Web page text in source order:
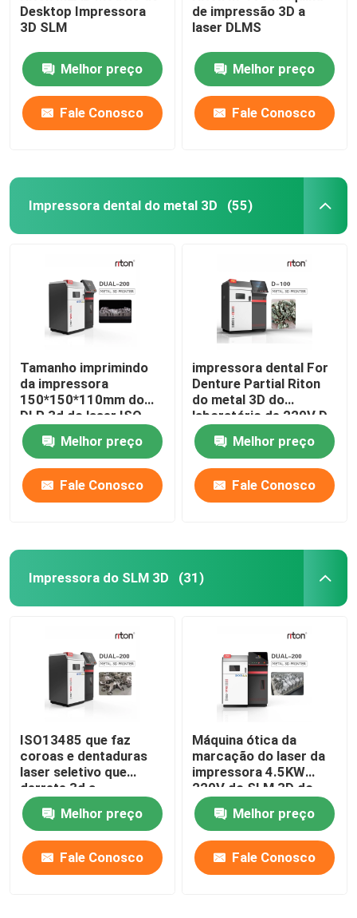
Máquina de dobra de fios DMIS-V1
Máquina de dobra de fios DMIS-V1
Máquina de dobra de fios DMIS-V1
Desktop Impressora
3D SLM
Melhor preço
Fale Conosco
de impressão 3D a
laser DLMS
Melhor preço
Fale Conosco
Impressora dental do metal 3D (55)
Tamanho imprimindo
da impressora
150*150*110mm do
DLP 3d do laser ISO-
13485 para modelos
do implante dental
Melhor preço
Fale Conosco
impressora dental For
Denture Partial Riton
do metal 3D do
laboratório de 220V D-
100
Melhor preço
Fale Conosco
Impressora do SLM 3D (31)
ISO13485 que faz
coroas e dentaduras
laser seletivo que
derrete 3d a
impressora Dual 200
Melhor preço
Fale Conosco
Máquina ótica da
marcação do laser da
impressora 4.5KW
220V do SLM 3D do
metal
Melhor preço
Fale Conosco